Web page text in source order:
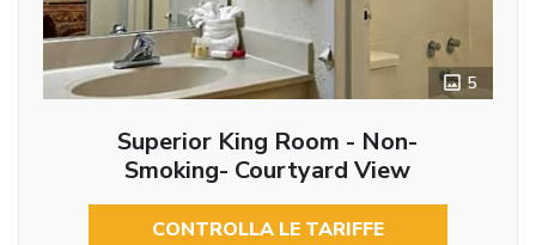
5
Superior King Room - Non-
Smoking- Courtyard View
CONTROLLA LE TARIFFE